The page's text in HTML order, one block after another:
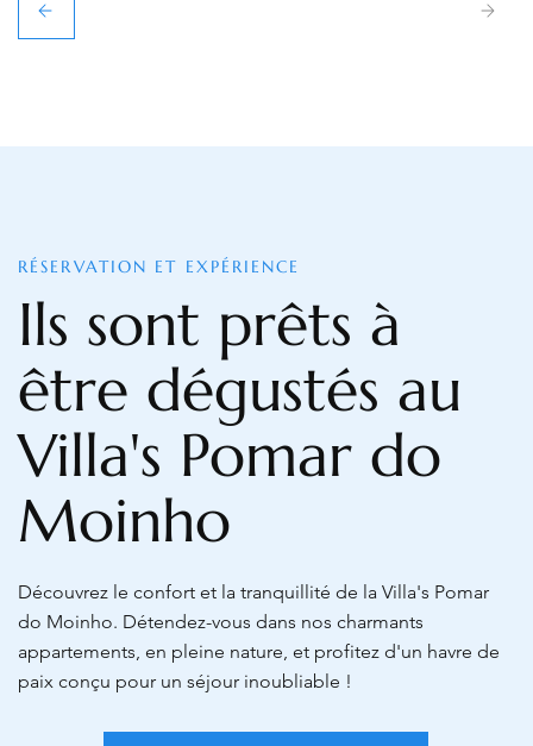
RÉSERVATION ET EXPÉRIENCE
Ils sont prêts à
être dégustés au
Villa's Pomar do
Moinho
Découvrez le confort et la tranquillité de la Villa's Pomar
do Moinho. Détendez-vous dans nos charmants
appartements, en pleine nature, et profitez d'un havre de
paix conçu pour un séjour inoubliable !